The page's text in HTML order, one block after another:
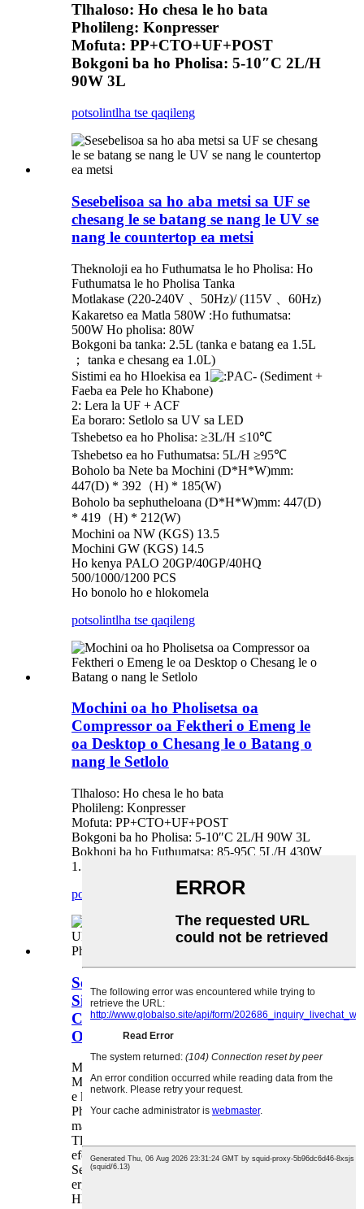
Tlhaloso: Ho chesa le ho bata
Pholileng: Konpresser
Mofuta: PP+CTO+UF+POST
Bokgoni ba ho Pholisa: 5-10″C 2L/H
90W 3L
potsolintlha tse qaqileng
Sesebelisoa sa ho aba metsi sa UF se
chesang le se batang se nang le UV se
nang le countertop ea metsi
Theknoloji ea ho Futhumatsa le ho Pholisa: Ho
Futhumatsa le ho Pholisa Tanka
Motlakase (220-240V 、50Hz)/ (115V 、60Hz)
Kakaretso ea Matla 580W :Ho futhumatsa:
500W Ho pholisa: 80W
Bokgoni ba tanka: 2.5L (tanka e batang ea 1.5L
； tanka e chesang ea 1.0L)
Sistimi ea ho Hloekisa ea 1
AC- (Sediment +
Faeba ea Pele ho Khabone)
2: Lera la UF + ACF
Ea boraro: Setlolo sa UV sa LED
Tshebetso ea ho Pholisa: ≥3L/H ≤10℃
Tshebetso ea ho Futhumatsa: 5L/H ≥95℃
Boholo ba Nete ba Mochini (D*H*W)mm:
447(D) * 392（H) * 185(W)
Boholo ba sephutheloana (D*H*W)mm: 447(D)
* 419（H) * 212(W)
Mochini oa NW (KGS) 13.5
Mochini GW (KGS) 14.5
Ho kenya PALO 20GP/40GP/40HQ
500/1000/1200 PCS
Ho bonolo ho e hlokomela
potsolintlha tse qaqileng
Mochini oa ho Pholisetsa oa
Compressor oa Fektheri o Emeng le
oa Desktop o Chesang le o Batang o
nang le Setlolo
Tlhaloso: Ho chesa le ho bata
Pholileng: Konpresser
Mofuta: PP+CTO+UF+POST
Bokgoni ba ho Pholisa: 5-10″C 2L/H 90W 3L
Bokhoni ba ho Futhumatsa: 85-95C 5L/H 430W
1.5L
potso
lintlha tse qaqileng
Sesebelisoa sa ho Fana ka Metsi sa
Sistimi ea UF sa Fektheri ea OEM se
Chesang le se Pholileng ka ho
Otloloha se nang le UV
Moralo o mosesaane, o fokolang, o setaele
Mekhahlelo e 5 ea mahlale a tlhoekiso e tobileng
e kopantsoeng
Phihlelo e phethahetseng, e ikhethang, e
makatsang ea ho noa
Tloo ka bophara ba 18.5cm e tla lekana kichine
efe kapa efe
Sebopeho sa mosebelisi sa ho ama se nang le
ergonomic (UI)
Hlomella ka khetho ea lithemparetjha tsa metsi